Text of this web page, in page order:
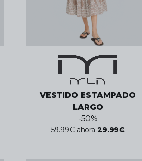
VESTIDO ESTAMPADO
LARGO
-50%
59.99€ ahora 29.99€